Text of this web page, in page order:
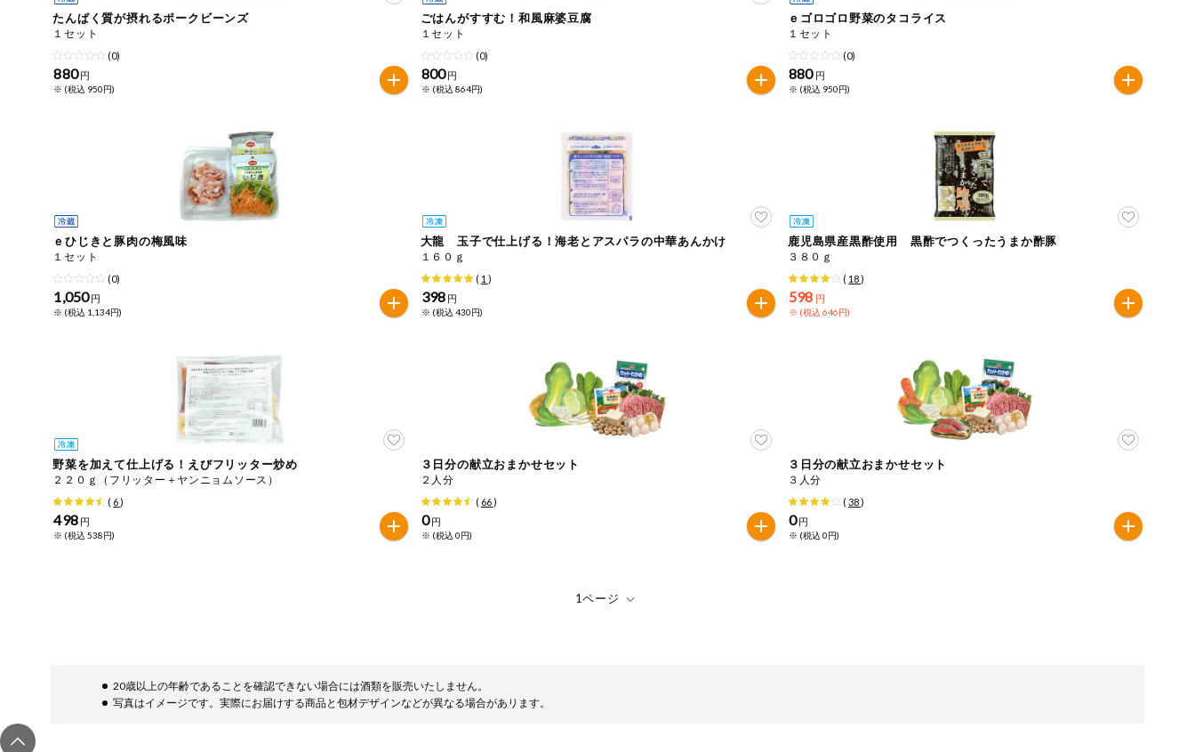
アプリのダウンロード
PC版サイトを表示
コスメ＆ボデ
ィケア
ベビー
ペット
先着限定企画
スマート・ワ
今週の新登場
よりどりでお
トク
たんぱく質が摂れるポークビーンズ
１セット
(0)
880 円
※ (税込 950円)
ごはんがすすむ！和風麻婆豆腐
１セット
(0)
800 円
※ (税込 864円)
ｅゴロゴロ野菜のタコライス
１セット
(0)
880 円
※ (税込 950円)
ｅひじきと豚肉の梅風味
１セット
(0)
1,050 円
※ (税込 1,134円)
大龍 玉子で仕上げる！海老とアスパラの中華あんかけ
１６０ｇ
( 1 )
398 円
※ (税込 430円)
鹿児島県産黒酢使用 黒酢でつくったうまか酢豚
３８０ｇ
( 18)
598 円
※ (税込 646円)
野菜を加えて仕上げる！えびフリッター炒め
２２０ｇ（フリッター＋ヤンニョムソース）
( 6)
498 円
※ (税込 538円)
３日分の献立おまかせセット
２人分
( 66)
0 円
※ (税込 0円)
３日分の献立おまかせセット
３人分
(38)
0 円
※ (税込 0円)
20歳以上の年齢であることを確認できない場合には酒類を販売いたしません。
写真はイメージです。実際にお届けする商品と包材デザインなどが異なる場合があリます。